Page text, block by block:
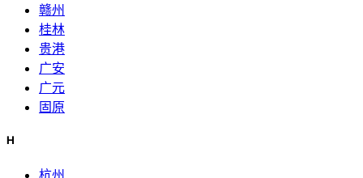
赣州
桂林
贵港
广安
广元
固原
H